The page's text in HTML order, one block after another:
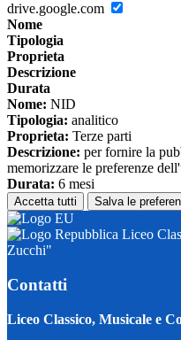
drive.google.com
Nome
Tipologia
Proprieta
Descrizione
Durata
Nome: NID
Tipologia: analitico
Proprieta: Terze parti
Descrizione: per fornire la
memorizzare le preferenze
Durata: 6 mesi
Accetta tutti Salva le
Liceo
Zucchi"
Contatti
Liceo Classico, Musicale e